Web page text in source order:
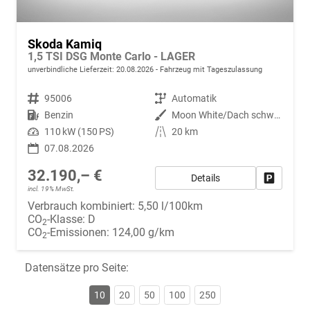
Skoda Kamiq
1,5 TSI DSG Monte Carlo - LAGER
unverbindliche Lieferzeit: 20.08.2026 Fahrzeug mit Tageszulassung
Fahrzeugnr. 95006 Getriebe Automatik
Kraftstoff Benzin Außenfarbe
Moon White/Dach schwarz Metallic (2Y1Z)
Leistung 110 kW (150 PS) Kilometerstand 20 km
07.08.2026
32.190,– €
incl. 19% MwSt.
Details
Verbrauch kombiniert: 5,50 l/100km
CO2-Klasse: D
CO2-Emissionen: 124,00 g/km
Datensätze pro Seite:
10 20 50 100 250